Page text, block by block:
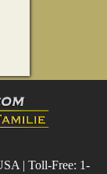
| Toll-Free: 1-